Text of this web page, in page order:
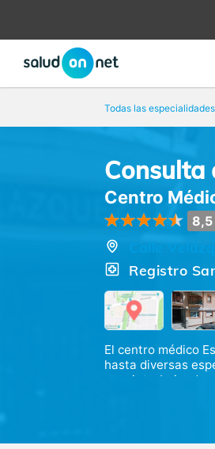
Todas las especialidades
Consulta
Centro
8,5
Registro
El centro médico
hasta diversas
seguir trabajando
cuestiones de la
caracterizado a lo